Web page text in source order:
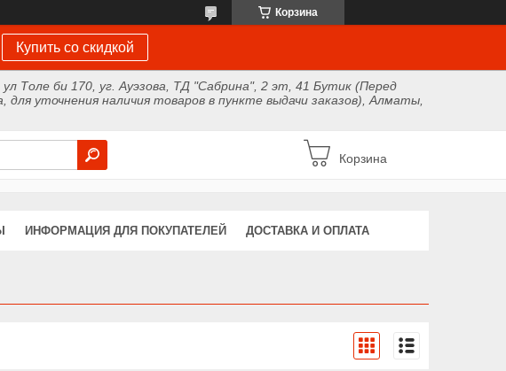
Корзина
Купить со скидкой
Толе би 170, уг. Ауэзова, ТД "Сабрина", 2 эт, 41 Бутик (Перед
уточнения наличия товаров в пункте выдачи заказов), Алматы,
Корзина
ИНФОРМАЦИЯ ДЛЯ ПОКУПАТЕЛЕЙ ДОСТАВКА И ОПЛАТА